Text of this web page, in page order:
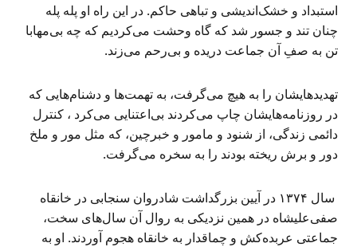
استبداد و خشک‌اندیشی و تباهی حاکم. در این راه او پله پله
چنان تند و جسور شد که گاه وحشت می‌کردیم که چه بی‌مهابا
تن به صفِ آن جماعت دریده و بی‌رحم می‌زند.
تهدیدهایشان را به هیچ می‌گرفت، به تهمت‌ها و دشنام‌هایی که
در روزنامه‌هایشان چاپ می‌کردند بی‌اعتنایی می‌کرد ، کنترل
دائمی زندگی، از شنود و مامور و خبرچین، که مثل مور و ملخ
دور و برش ریخته بودند را به سخره می‌گرفت.
سال ۱۳۷۴ در آیین بزرگداشت شادروان سنجابی در خانقاه
صفی‌علیشاه در همین نزدیکی به روال آن سال‌های سخت،
جماعتی عربده‌کش و چماقدار به خانقاه هجوم آوردند. او به